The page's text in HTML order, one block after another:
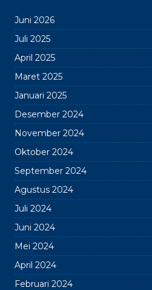
Juni 2026
Juli 2025
April 2025
Maret 2025
Januari 2025
Desember 2024
November 2024
Oktober 2024
September 2024
Agustus 2024
Juli 2024
Juni 2024
Mei 2024
April 2024
Februari 2024